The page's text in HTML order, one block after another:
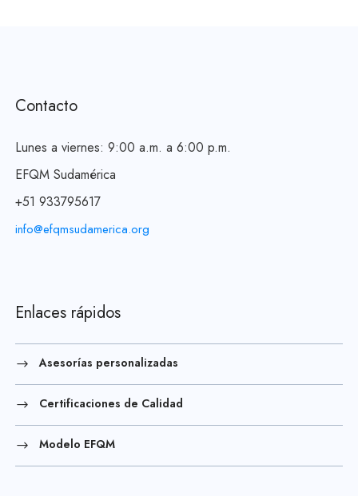
Contacto
Lunes a viernes: 9:00 a.m. a 6:00 p.m.
EFQM Sudamérica
+51 933795617
info@efqmsudamerica.org
Enlaces rápidos
Asesorías personalizadas
Certificaciones de Calidad
Modelo EFQM